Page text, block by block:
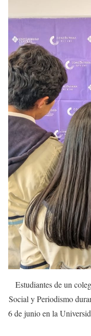
Estudiantes de un
Social y Periodismo
6 de junio en la